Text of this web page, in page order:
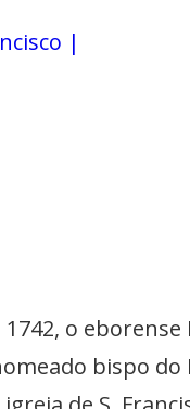
Igreja De
1742, o
bispo